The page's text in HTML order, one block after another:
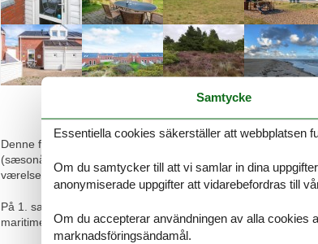
Denne feriebolig er beliggende på den sydlige del af Rømø i
(sæsonåbent), minigolf, tennisbaner, boldbaner og
værelse i stueplan.
På 1. sal findes badeværelse med bruseniche og to
maritime miljø og den brede Rømø Sønderstrand.
Samtycke
Essentiella cookies säkerställer att webbplatsen
Om du samtycker till att vi samlar in dina
anonymiserade uppgifter att vidarebefordras till
Om du accepterar användningen av alla cookies
marknadsföringsändamål.